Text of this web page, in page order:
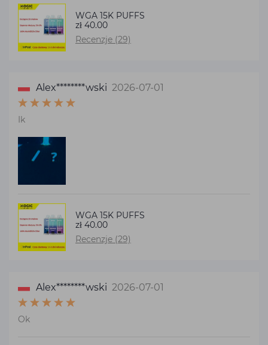
WGA 15K PUFFS
zł 40.00
Recenzje (29)
Alex********wski 2026-07-01
Ik
WGA 15K PUFFS
zł 40.00
Recenzje (29)
Alex********wski 2026-07-01
Ok